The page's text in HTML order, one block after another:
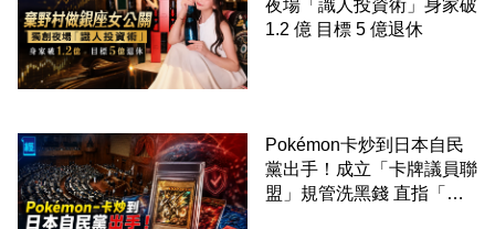
夜場「識人投資術」身家破
1.2 億 目標 5 億退休
Pokémon卡炒到日本自民
黨出手！成立「卡牌議員聯
盟」規管洗黑錢 直指「日